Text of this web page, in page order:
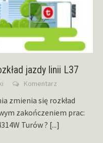
jazdy linii L37
Komentarz
zmienia się rozkład
zakończeniem prac:
Turów ? [...]